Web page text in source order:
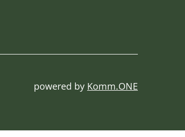
powered by Komm.ONE